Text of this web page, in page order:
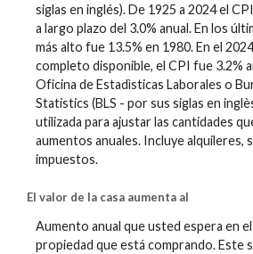
siglas en inglés). De 1925 a 2024 el
a largo plazo del 3.0% anual. En los
más alto fue 13.5% en 1980. En el
completo disponible, el CPI fue 3.2%
Oficina de Estadìsticas Laborales o
Statistics (BLS - por sus siglas en
utilizada para ajustar las cantidades
aumentos anuales. Incluye alquileres,
impuestos.
El valor de la casa aumenta al
Aumento anual que usted espera en
propiedad que está comprando. Este